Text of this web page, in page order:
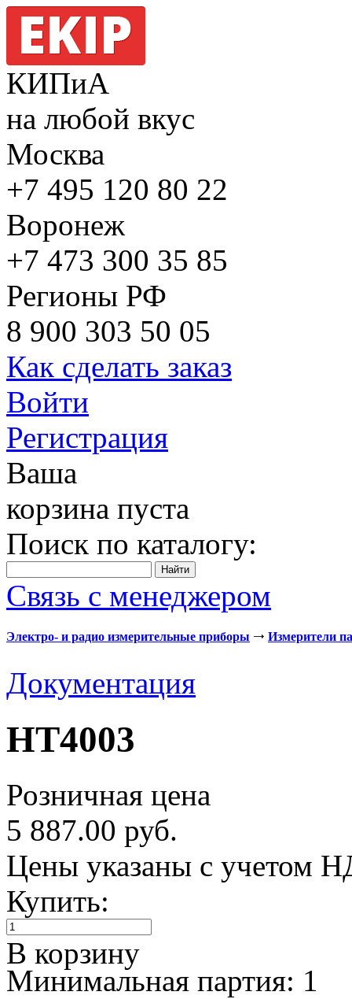
КИПиА
на любой вкус
Москва
+7 495 120 80 22
Воронеж
+7 473 300 35 85
Регионы РФ
8 900 303 50 05
Как сделать заказ
Войти
Регистрация
Ваша
корзина пуста
Поиск по каталогу:
Связь с менеджером
Электро- и радио измерительные приборы Измерители
Документация
HT4003
Розничная цена
5 887.00 руб.
Цены указаны с учетом
Купить:
В корзину
Минимальная партия: 1